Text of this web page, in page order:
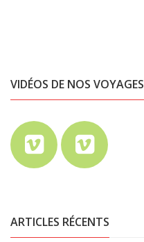
VIDÉOS DE NOS VOYAGES
ARTICLES RÉCENTS